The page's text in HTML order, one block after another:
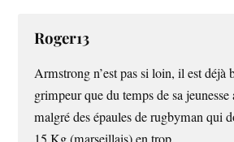
Roger13
Armstrong n’est pas si loin, il est déjà
grimpeur que du temps de sa
malgré des épaules de rugbyman qui